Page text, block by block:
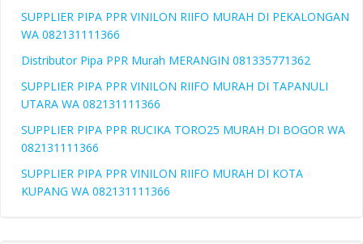
SUPPLIER PIPA PPR VINILON RIIFO MURAH DI PEKALONGAN
WA 082131111366
Distributor Pipa PPR Murah MERANGIN 081335771362
SUPPLIER PIPA PPR VINILON RIIFO MURAH DI TAPANULI
UTARA WA 082131111366
SUPPLIER PIPA PPR RUCIKA TORO25 MURAH DI BOGOR WA
082131111366
SUPPLIER PIPA PPR VINILON RIIFO MURAH DI KOTA
KUPANG WA 082131111366